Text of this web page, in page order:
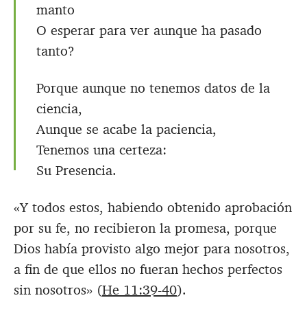
manto
O esperar para ver aunque ha pasado
tanto?
Porque aunque no tenemos datos de la
ciencia,
Aunque se acabe la paciencia,
Tenemos una certeza:
Su Presencia.
«Y todos estos, habiendo obtenido aprobación
por su fe, no recibieron la promesa, porque
Dios había provisto algo mejor para nosotros,
a fin de que ellos no fueran hechos perfectos
sin nosotros» (He 11:39-40).